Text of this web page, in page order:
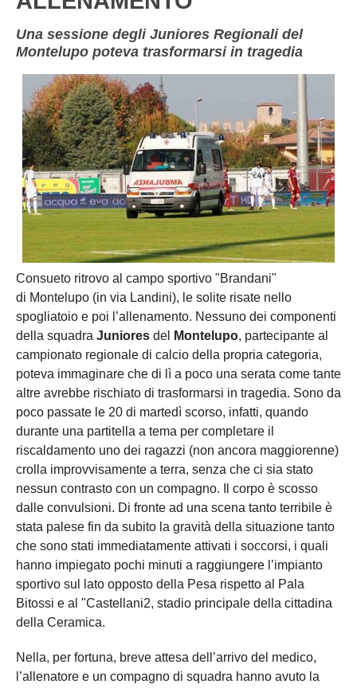
Una sessione degli Juniores Regionali del
Montelupo poteva trasformarsi in tragedia
Consueto ritrovo al campo sportivo "Brandani"
di Montelupo (in via Landini), le solite risate nello
spogliatoio e poi l’allenamento. Nessuno dei componenti
della squadra Juniores del Montelupo, partecipante al
campionato regionale di calcio della propria categoria,
poteva immaginare che di lì a poco una serata come tante
altre avrebbe rischiato di trasformarsi in tragedia. Sono da
poco passate le 20 di martedì scorso, infatti, quando
durante una partitella a tema per completare il
riscaldamento uno dei ragazzi (non ancora maggiorenne)
crolla improvvisamente a terra, senza che ci sia stato
nessun contrasto con un compagno. Il corpo è scosso
dalle convulsioni. Di fronte ad una scena tanto terribile è
stata palese fin da subito la gravità della situazione tanto
che sono stati immediatamente attivati i soccorsi, i quali
hanno impiegato pochi minuti a raggiungere l’impianto
sportivo sul lato opposto della Pesa rispetto al Pala
Bitossi e al "Castellani2, stadio principale della cittadina
della Ceramica.
Nella, per fortuna, breve attesa dell’arrivo del medico,
l’allenatore e un compagno di squadra hanno avuto la